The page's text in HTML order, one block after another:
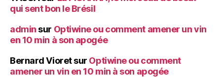
qui sent bon le Brésil
admin sur Optiwine ou comment amener un vin
en 10 min à son apogée
Bernard Vioretsur Optiwine ou comment
amener un vin en 10 min à son apogée